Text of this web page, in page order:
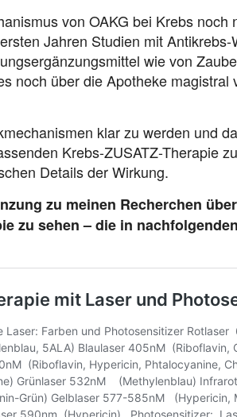
von OAKG bei Krebs noch
Jahren Studien mit Antikrebs-
wie von
noch über die Apotheke magistral
klar zu werden und
Krebs-ZUSATZ-Therapie
Details der Wirkung.
zu meinen Recherchen
zu sehen – die in